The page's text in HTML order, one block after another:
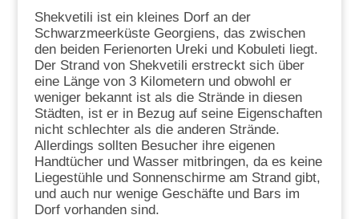
Shekvetili ist ein kleines Dorf an der
Schwarzmeerküste Georgiens, das zwischen
den beiden Ferienorten Ureki und Kobuleti liegt.
Der Strand von Shekvetili erstreckt sich über
eine Länge von 3 Kilometern und obwohl er
weniger bekannt ist als die Strände in diesen
Städten, ist er in Bezug auf seine Eigenschaften
nicht schlechter als die anderen Strände.
Allerdings sollten Besucher ihre eigenen
Handtücher und Wasser mitbringen, da es keine
Liegestühle und Sonnenschirme am Strand gibt,
und auch nur wenige Geschäfte und Bars im
Dorf vorhanden sind.